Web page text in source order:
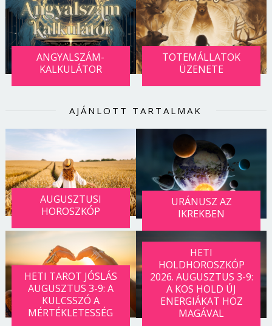
ANGYALSZÁM-
KALKULÁTOR
TOTEMÁLLATOK
ÜZENETE
AJÁNLOTT TARTALMAK
AUGUSZTUSI
HOROSZKÓP
URÁNUSZ AZ
IKREKBEN
HETI TAROT JÓSLÁS
AUGUSZTUS 3-9: A
KULCSSZÓ A
MÉRTÉKLETESSÉG
HETI
HOLDHOROSZKÓP
2026. AUGUSZTUS 3-9:
A KOS HOLD ÚJ
ENERGIÁKAT HOZ
MAGÁVAL